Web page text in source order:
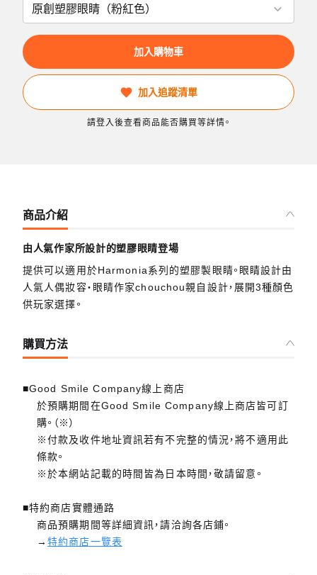
加入購物車
加入追蹤清單
請登入後查看商品能否購買等詳情。
商品介紹
由人氣作家所設計的塑膠眼睛登場
提供可以適用於Harmonia系列的塑膠製眼睛。眼睛設計由
人氣人偶妝容・眼睛作家chouchou親自設計，展開3種顏色
供玩家選擇。
購買方法
■Good Smile Company線上商店
於預購期間在Good Smile Company線上商店皆可訂
購。（※）
※付款及收件地址資訊若有不完整的情況，將不適用此
條款。
※於本網站記載的時間皆為日本時間，敬請留意。
■特約商店實體通路
商品預購期間等詳細資訊，請洽詢各店鋪。
→特約商店一覽表